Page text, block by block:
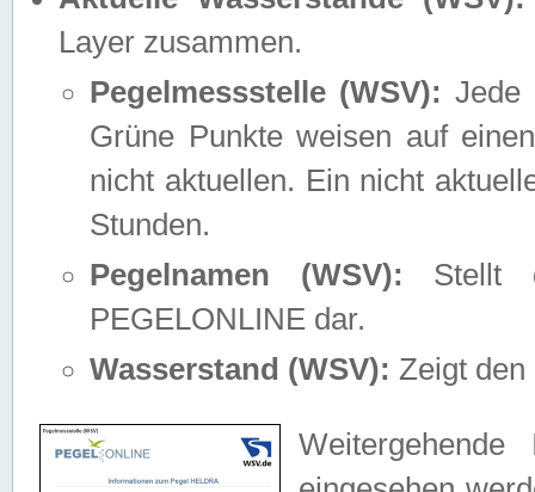
Layer zusammen.
Pegelmessstelle (WSV): Jede
Grüne Punkte weisen auf
nicht aktuellen. Ein nicht
Stunden.
Pegelnamen (WSV): Stellt
PEGELONLINE dar.
Wasserstand (WSV): Zeigt den